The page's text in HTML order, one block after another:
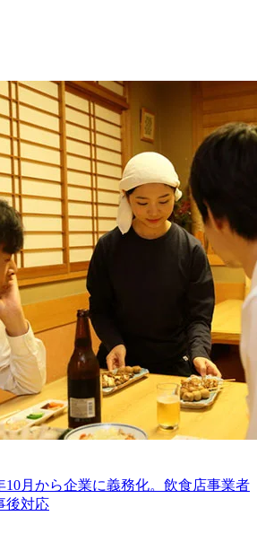
10月から企業に義務化。飲食店事業者
後対応